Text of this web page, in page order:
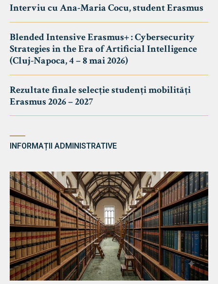
Interviu cu Ana-Maria Cocu, student Erasmus
Blended Intensive Erasmus+ : Cybersecurity
Strategies in the Era of Artificial Intelligence
(Cluj-Napoca, 4 – 8 mai 2026)
Rezultate finale selecție studenți mobilități
Erasmus 2026 – 2027
INFORMAȚII ADMINISTRATIVE